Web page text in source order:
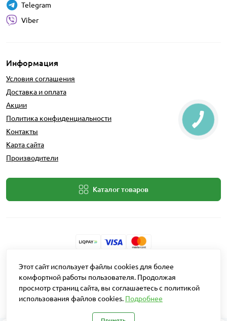
Информация
Условия соглашения
Доставка и оплата
Акции
Политика конфиденциальности
Контакты
Карта сайта
Производители
Каталог товаров
Telegram
Viber
Разработчик: Intent Solutions
Работает наOpenCart "Русская сборка"
Агро Рітейл © 2026
Этот сайт использует файлы cookies для более
комфортной работы пользователя. Продолжая
просмотр страниц сайта, вы соглашаетесь с политикой
использования файлов cookies. Подробнее